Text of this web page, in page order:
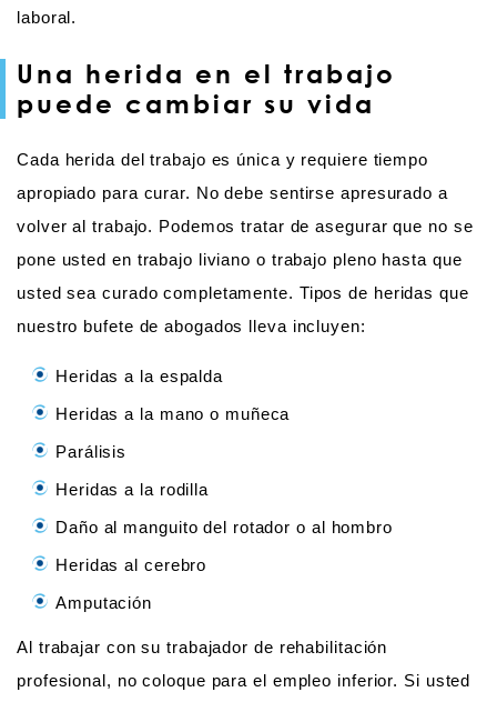
laboral.
Una herida en el trabajo
puede cambiar su vida
Cada herida del trabajo es única y requiere tiempo
apropiado para curar. No debe sentirse apresurado a
volver al trabajo. Podemos tratar de asegurar que no se
pone usted en trabajo liviano o trabajo pleno hasta que
usted sea curado completamente. Tipos de heridas que
nuestro bufete de abogados lleva incluyen:
Heridas a la espalda
Heridas a la mano o muñeca
Parálisis
Heridas a la rodilla
Daño al manguito del rotador o al hombro
Heridas al cerebro
Amputación
Al trabajar con su trabajador de rehabilitación
profesional, no coloque para el empleo inferior. Si usted